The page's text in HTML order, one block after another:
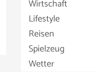
Wirtschaft
Lifestyle
Reisen
Spielzeug
Wetter